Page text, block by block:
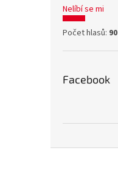
Nelíbí se mi
Počet hlasů: 90
Facebook